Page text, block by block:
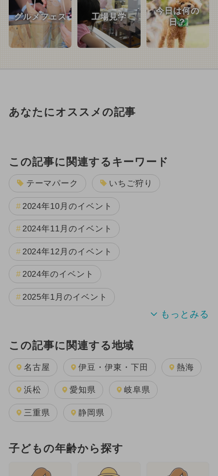
グルメフェス 工場見学
今日は何の
日？
あなたにオススメの記事
この記事に関連するキーワード
テーマパーク いちご狩り
2024年10月のイベント
2024年11月のイベント
2024年12月のイベント
2024年のイベント
2025年1月のイベント
この記事に関連する地域
名古屋 伊豆・伊東・下田 熱海
浜松 愛知県 岐阜県
三重県 静岡県
子どもの年齢から探す